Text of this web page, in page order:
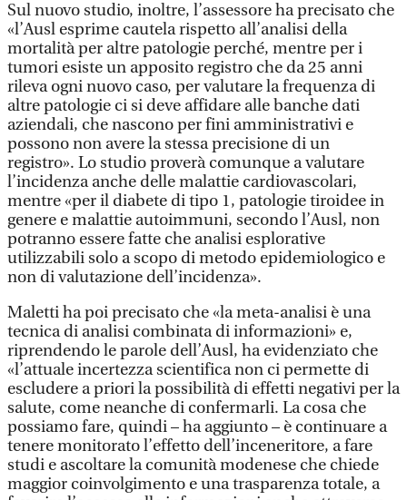
Sul nuovo studio, inoltre, l’assessore ha precisato che
«l’Ausl esprime cautela rispetto all’analisi della
mortalità per altre patologie perché, mentre per i
tumori esiste un apposito registro che da 25 anni
rileva ogni nuovo caso, per valutare la frequenza di
altre patologie ci si deve affidare alle banche dati
aziendali, che nascono per fini amministrativi e
possono non avere la stessa precisione di un
registro». Lo studio proverà comunque a valutare
l’incidenza anche delle malattie cardiovascolari,
mentre «per il diabete di tipo 1, patologie tiroidee in
genere e malattie autoimmuni, secondo l’Ausl, non
potranno essere fatte che analisi esplorative
utilizzabili solo a scopo di metodo epidemiologico e
non di valutazione dell’incidenza».
Maletti ha poi precisato che «la meta-analisi è una
tecnica di analisi combinata di informazioni» e,
riprendendo le parole dell’Ausl, ha evidenziato che
«l’attuale incertezza scientifica non ci permette di
escludere a priori la possibilità di effetti negativi per la
salute, come neanche di confermarli. La cosa che
possiamo fare, quindi – ha aggiunto – è continuare a
tenere monitorato l’effetto dell’inceneritore, a fare
studi e ascoltare la comunità modenese che chiede
maggior coinvolgimento e una trasparenza totale, a